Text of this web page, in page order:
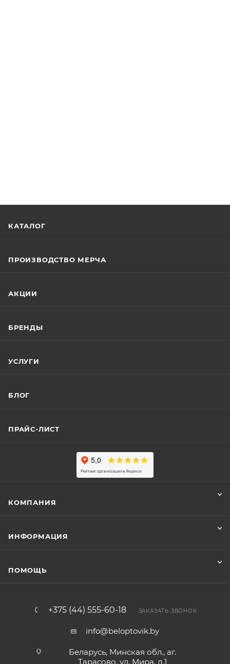
КАТАЛОГ
ПРОИЗВОДСТВО МЕРЧА
АКЦИИ
БРЕНДЫ
УСЛУГИ
БЛОГ
ПРАЙС-ЛИСТ
КОМПАНИЯ
ИНФОРМАЦИЯ
ПОМОЩЬ
+375 (44) 555-60-18 ЗАКАЗАТЬ ЗВОНОК
info@beloptovik.by
Беларусь, Минская обл., аг.
Тарасово, ул. Мира, д.1